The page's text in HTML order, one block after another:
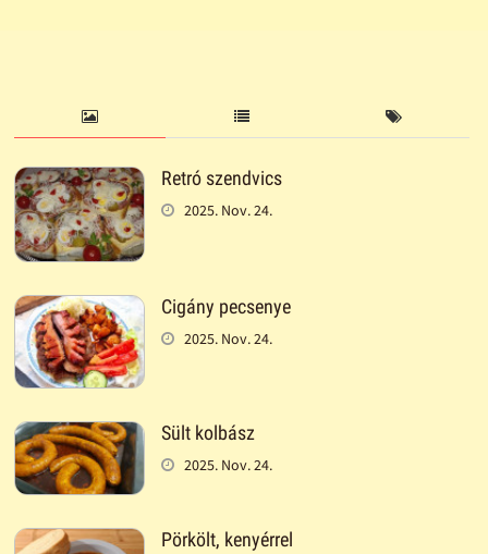
Retró szendvics
2025. Nov. 24.
Cigány pecsenye
2025. Nov. 24.
Sült kolbász
2025. Nov. 24.
Pörkölt, kenyérrel